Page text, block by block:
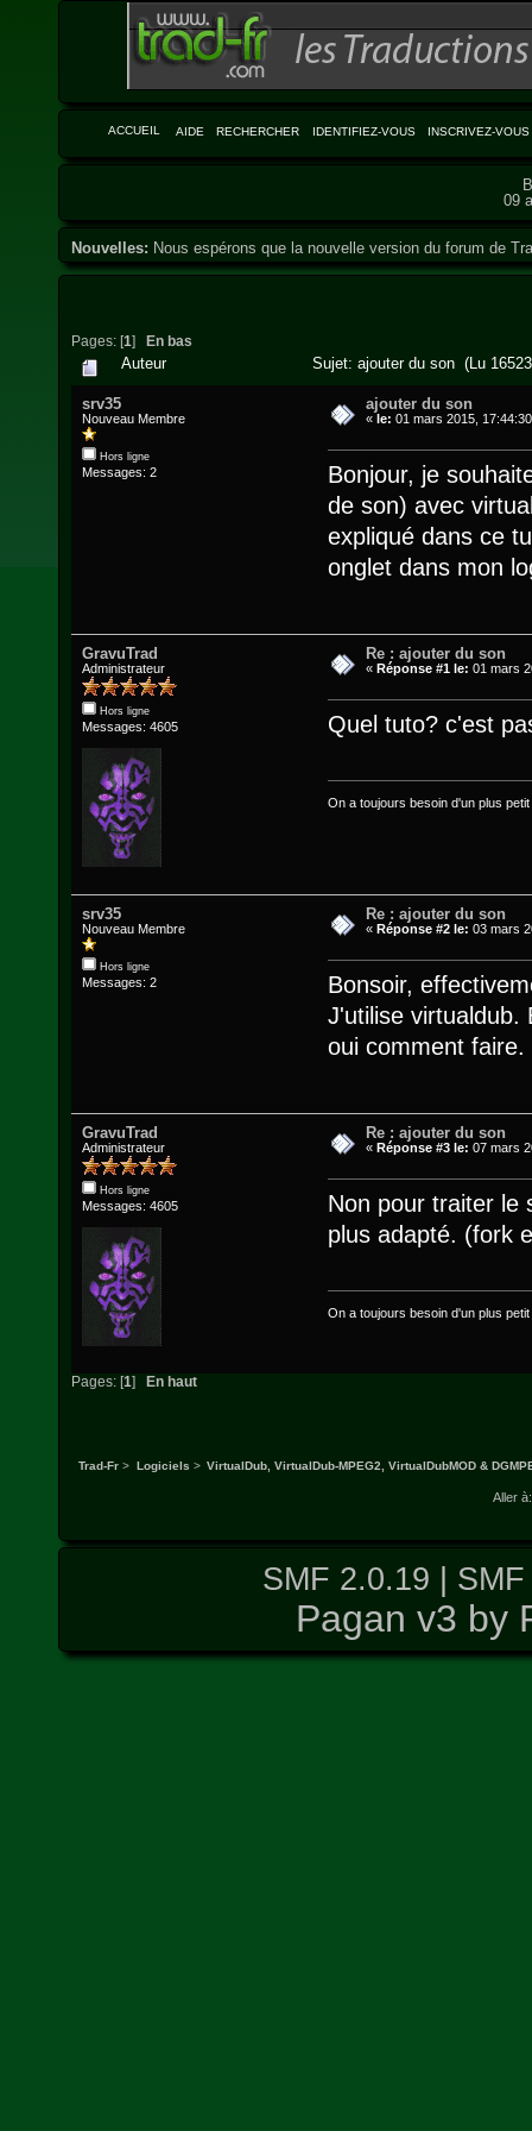
ACCUEIL AIDE RECHERCHER IDENTIFIEZ-VOUS INSCRIVEZ-VOUS
09
Nouvelles: Nous espérons que la nouvelle version du forum de
Pages: [1] En bas
Auteur Sujet: ajouter du son (Lu
srv35
Nouveau Membre
Hors ligne
Messages: 2
ajouter du son
«le: 01 mars 2015,
Bonjour, je
de son) avec
expliqué dans ce
onglet dans mon
GravuTrad
Administrateur
Hors ligne
Messages: 4605
Re : ajouter du son
«Réponse #1 le: 01 mars
Quel tuto? c'est
On a toujours besoin d'un plus
srv35
Nouveau Membre
Hors ligne
Messages: 2
Re : ajouter du son
«Réponse #2 le: 03 mars
Bonsoir,
J'utilise virtualdub.
oui comment
GravuTrad
Administrateur
Hors ligne
Messages: 4605
Re : ajouter du son
« Réponse #3 le: 07 mars
Non pour traiter le
plus adapté. (fork
On a toujours besoin d'un plus
Pages: [1] En haut
Trad-Fr > Logiciels > VirtualDub, VirtualDub-MPEG2, VirtualDubMOD &
Aller à:
SMF 2.0.19
Pagan v3 by